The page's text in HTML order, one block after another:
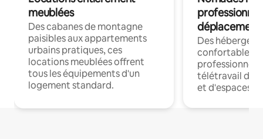
meublées
Des cabanes de montagne
paisibles aux appartements
urbains pratiques, ces
locations meublées offrent
tous les équipements d'un
logement standard.
déplacement
Des
confortables
professionnels
télétravail
et d'espaces